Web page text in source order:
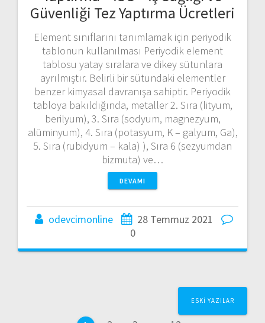
Güvenliği Tez Yaptırma Ücretleri
Element sınıflarını tanımlamak için periyodik
tablonun kullanılması Periyodik element
tablosu yatay sıralara ve dikey sütunlara
ayrılmıştır. Belirli bir sütundaki elementler
benzer kimyasal davranışa sahiptir. Periyodik
tabloya bakıldığında, metaller 2. Sıra (lityum,
berilyum), 3. Sıra (sodyum, magnezyum,
alüminyum), 4. Sıra (potasyum, K – galyum, Ga),
5. Sıra (rubidyum – kala) ), Sıra 6 (sezyumdan
bizmuta) ve…
DEVAMI
odevcimonline
28 Temmuz 2021
0
ESKI YAZILAR